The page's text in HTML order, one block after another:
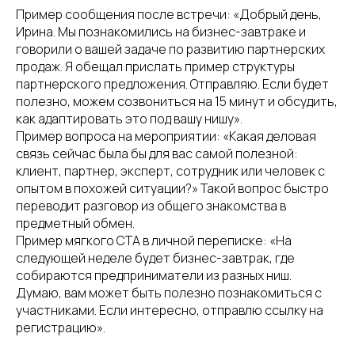
Пример сообщения после встречи: «Добрый день,
Ирина. Мы познакомились на бизнес-завтраке и
говорили о вашей задаче по развитию партнерских
продаж. Я обещал прислать пример структуры
партнерского предложения. Отправляю. Если будет
полезно, можем созвониться на 15 минут и обсудить,
как адаптировать это под вашу нишу».
Пример вопроса на мероприятии: «Какая деловая
связь сейчас была бы для вас самой полезной:
клиент, партнер, эксперт, сотрудник или человек с
опытом в похожей ситуации?» Такой вопрос быстро
переводит разговор из общего знакомства в
предметный обмен.
Пример мягкого CTA в личной переписке: «На
следующей неделе будет бизнес-завтрак, где
собираются предприниматели из разных ниш.
Думаю, вам может быть полезно познакомиться с
участниками. Если интересно, отправлю ссылку на
регистрацию».